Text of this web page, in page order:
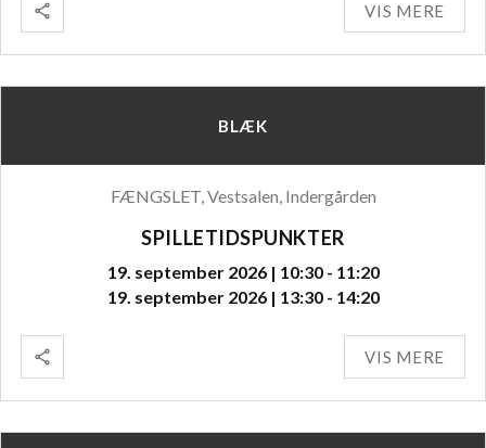
VIS MERE
BLÆK
FÆNGSLET, Vestsalen, Indergården
SPILLETIDSPUNKTER
19. september 2026 | 10:30 - 11:20
19. september 2026 | 13:30 - 14:20
VIS MERE